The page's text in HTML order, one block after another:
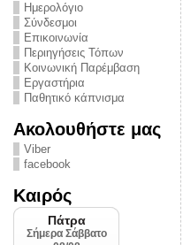
Ημερολόγιο
Σύνδεσμοι
Επικοινωνία
Περιηγήσεις Τόπων
Κοινωνική Παρέμβαση
Εργαστήρια
Παθητικό κάπνισμα
Ακολουθήστε μας
Viber
facebook
Καιρός
από την
την ημέρα
και
στο
2026